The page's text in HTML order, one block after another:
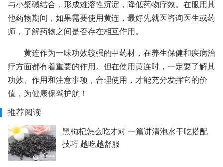
与小檗碱结合，形成难溶性沉淀，降低药物疗效。在服用其
他药物期间，如果需要使用黄连，最好先就医咨询医生或药
师，了解药物之间是否存在相互作用。
黄连作为一味功效较强的中药材，在养生保健和疾病治
疗方面都有着重要的作用。但在使用黄连时，一定要了解其
功效、作用和注意事项，合理使用，才能充分发挥它的价
值，为健康保驾护航！
推荐阅读
黑枸杞怎么吃才对 一篇讲清泡水干吃搭配
技巧 越吃越舒服